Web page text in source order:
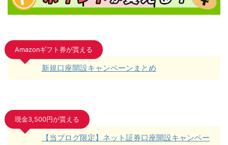
Amazonギフト券が貰える
新規口座開設キャンペーンまとめ
現金3,500円が貰える
【当ブログ限定】ネット証券口座開設キャンペー